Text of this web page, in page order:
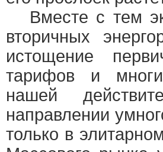
Вместе с тем
вторичных
истощение
тарифов и
нашей
направлении
только в